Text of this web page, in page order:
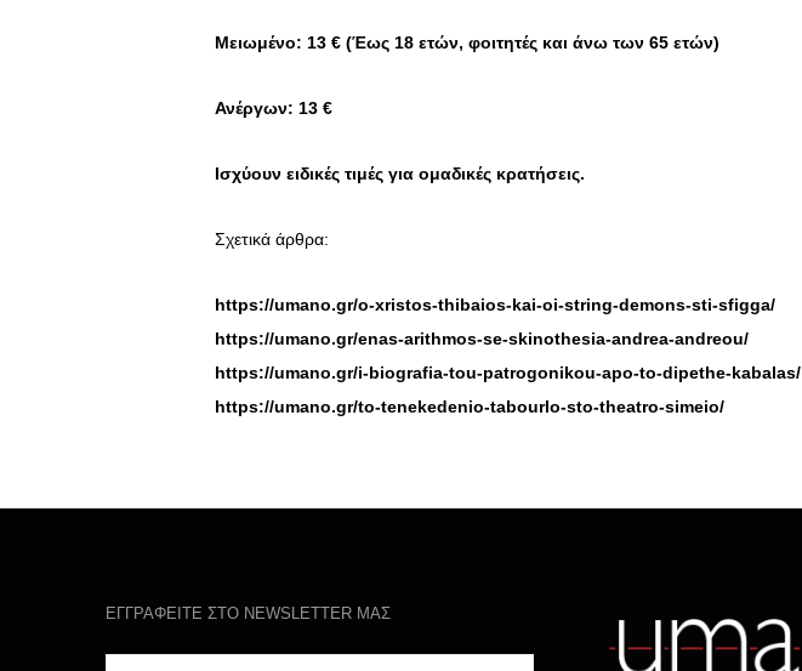
Μειωμένο: 13 € (Έως 18 ετών, φοιτητές και άνω των 65 ετών)
Ανέργων: 13 €
Ισχύουν ειδικές τιμές για ομαδικές κρατήσεις.
Σχετικά άρθρα:
https://umano.gr/o-xristos-thibaios-kai-oi-string-demons-sti-sfigga/
https://umano.gr/enas-arithmos-se-skinothesia-andrea-andreou/
https://umano.gr/i-biografia-tou-patrogonikou-apo-to-dipethe-kabalas/
https://umano.gr/to-tenekedenio-tabourlo-sto-theatro-simeio/
ΕΓΓΡΑΦΕΙΤΕ ΣΤΟ NEWSLETTER ΜΑΣ